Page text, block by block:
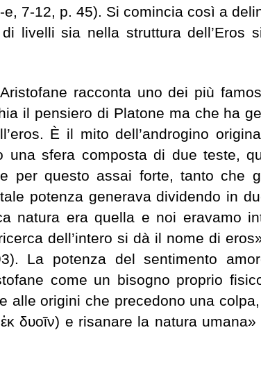
e, 7-12, p. 45). Si comincia così a
livelli sia nella struttura dell’Eros
racconta uno dei più
il pensiero di Platone ma che ha
È il mito dell’androgino
una sfera composta di due teste,
per questo assai forte, tanto che
potenza generava dividendo in
natura era quella e noi eravamo
dell’intero si dà il nome di
La potenza del sentimento
come un bisogno proprio
alle origini che precedono una
ἐκ δυοῖν) e risanare la natura